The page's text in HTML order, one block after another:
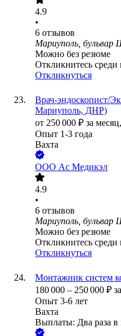
4.9
•
6 отзывов
Мариуполь, бульвар
Можно без резюме
Откликнитесь среди
Откликнуться
Врач-эндоскопист/
Мариуполь, ДНР)
от 250 000 ₽ за месяц,
Опыт 1-3 года
Вахта
ООО Ас Медикэл
4.9
•
6 отзывов
Мариуполь, бульвар
Можно без резюме
Откликнитесь среди
Откликнуться
Монтажник систем
180 000 – 250 000 ₽
Опыт 3-6 лет
Вахта
Выплаты: Два раза в